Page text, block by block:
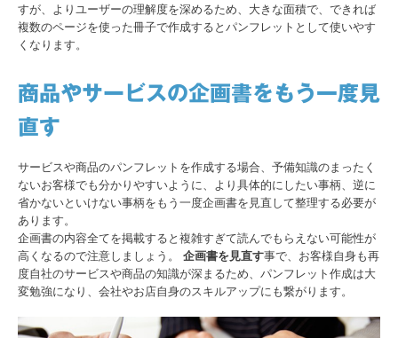
すが、よりユーザーの理解度を深めるため、大きな面積で、できれば
複数のページを使った冊子で作成するとパンフレットとして使いやす
くなります。
商品やサービスの企画書をもう一度見
直す
サービスや商品のパンフレットを作成する場合、予備知識のまったく
ないお客様でも分かりやすいように、より具体的にしたい事柄、逆に
省かないといけない事柄をもう一度企画書を見直して整理する必要が
あります。
企画書の内容全てを掲載すると複雑すぎて読んでもらえない可能性が
高くなるので注意しましょう。 企画書を見直す事で、お客様自身も再
度自社のサービスや商品の知識が深まるため、パンフレット作成は大
変勉強になり、会社やお店自身のスキルアップにも繋がります。